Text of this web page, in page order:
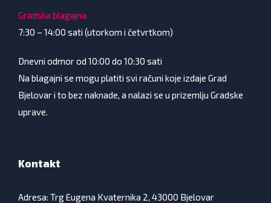
Gradska blagajna
7:30 – 14:00 sati (utorkom i četvrtkom)
Dnevni odmor od 10:00 do 10:30 sati
Na blagajni se mogu platiti svi računi koje izdaje Grad
Bjelovar i to bez naknade, a nalazi se u prizemlju Gradske
uprave.
Kontakt
Adresa: Trg Eugena Kvaternika 2, 43000 Bjelovar